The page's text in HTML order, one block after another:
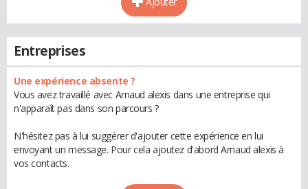
Entreprises
Une expérience absente ?
Vous avez travaillé avec Arnaud alexis dans une entreprise qui
n'apparaît pas dans son parcours ?
N'hésitez pas à lui suggérer d'ajouter cette expérience en lui
envoyant un message. Pour cela ajoutez d'abord Arnaud alexis à
vos contacts.